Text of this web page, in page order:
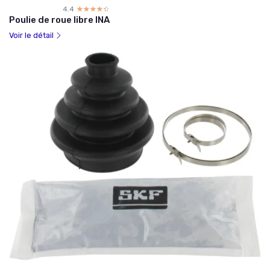
4.4 ☆☆☆☆☆
★★★★★
Poulie de roue libre INA
Voir le détail